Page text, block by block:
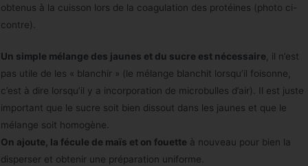
obtenus à la cuisson lors de la coagulation des protéines (photo ci-
contre).
Un simple mélange des jaunes et du sucre est nécessaire , il n’est
pas utile de les « blanchir » (le mélange blanchit lorsqu’il foisonne,
c’est à dire lorsqu’il y a incorporation de microbulles d’air). Il est juste
important que le sucre soit bien dissout dans les jaunes et que le
mélange soit homogène.
On ajoute, la fécule de maïs et on fouette à nouveau pour bien la
disperser et obtenir une préparation uniforme.